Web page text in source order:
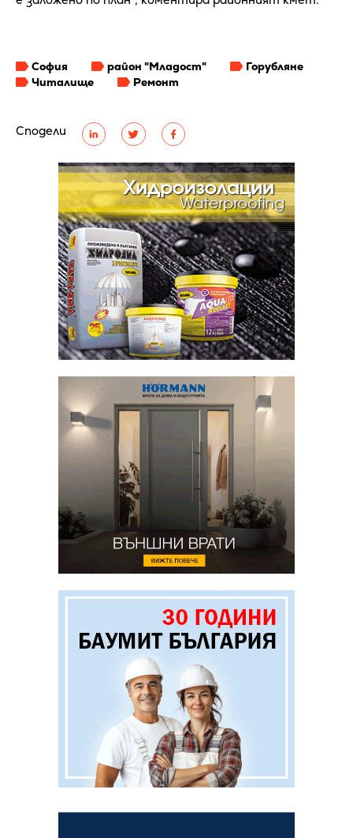
Сподели
София район "Младост"
Горубляне
Читалище
Ремонт